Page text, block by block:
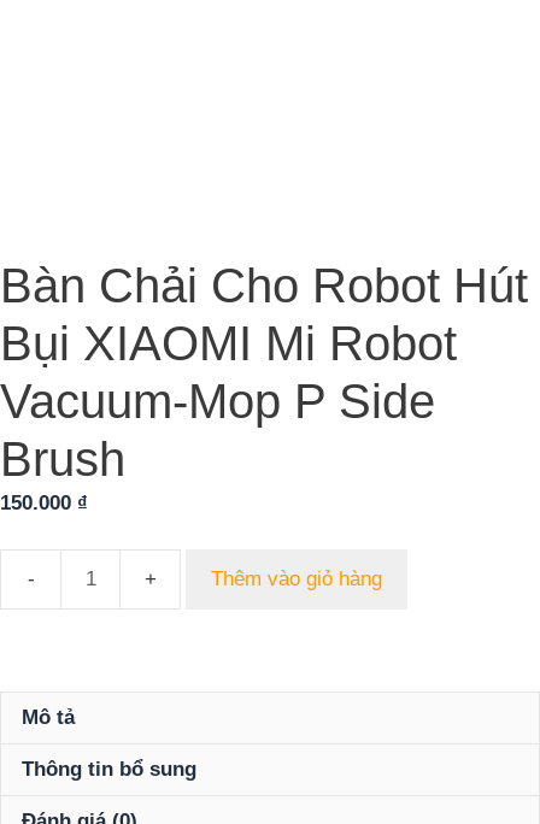
Bàn Chải Cho Robot Hút
Bụi XIAOMI Mi Robot
Vacuum‐Mop P Side
Brush
150.000 ₫
XIAOMI
Thêm vào giỏ hàng
Mô tả
Thông tin bổ sung